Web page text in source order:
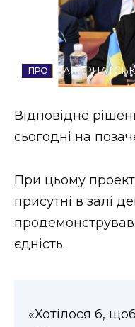
Спорт
Стиль життя
Втрачений
Втрачений
НОВИНИ
Відповідне
сьогодні на
При цьому
присутні в залі
єдність.
«Хотілося б,